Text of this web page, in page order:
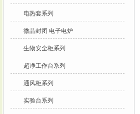
电热套系列
微晶封闭 电子电炉
生物安全柜系列
超净工作台系列
通风柜系列
实验台系列